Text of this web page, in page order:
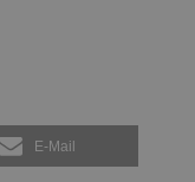
E-Mail